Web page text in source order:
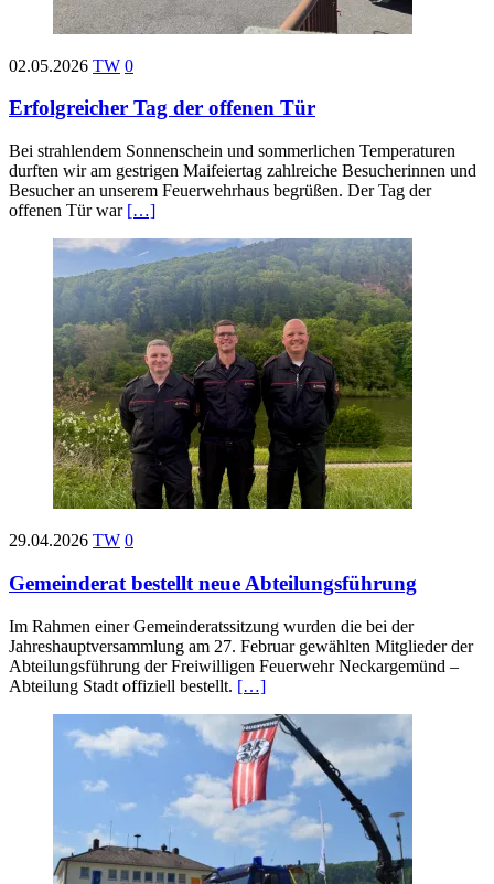
02.05.2026 TW 0
Erfolgreicher Tag der offenen Tür
Bei strahlendem Sonnenschein und sommerlichen Temperaturen
durften wir am gestrigen Maifeiertag zahlreiche Besucherinnen und
Besucher an unserem Feuerwehrhaus begrüßen. Der Tag der
offenen Tür war […]
29.04.2026 TW 0
Gemeinderat bestellt neue Abteilungsführung
Im Rahmen einer Gemeinderatssitzung wurden die bei der
Jahreshauptversammlung am 27. Februar gewählten Mitglieder der
Abteilungsführung der Freiwilligen Feuerwehr Neckargemünd –
Abteilung Stadt offiziell bestellt. […]